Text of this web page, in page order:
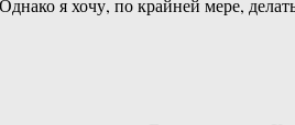
я хочу, по крайней мере,